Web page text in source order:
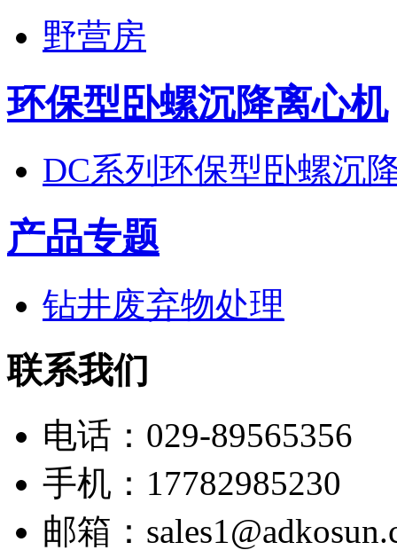
野营房
环保型卧螺沉降离心机
DC系列环保型卧螺沉
产品专题
钻井废弃物处理
联系我们
电话：029-89565356
手机：17782985230
邮箱：